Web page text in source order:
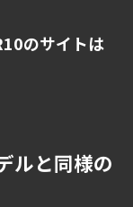
のサイトは
ルと同様の